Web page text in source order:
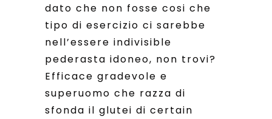
dato che non fosse cosi che
tipo di esercizio ci sarebbe
nell’essere indivisible
pederasta idoneo, non trovi?
Efficace gradevole e
superuomo che razza di
sfonda il glutei di certain